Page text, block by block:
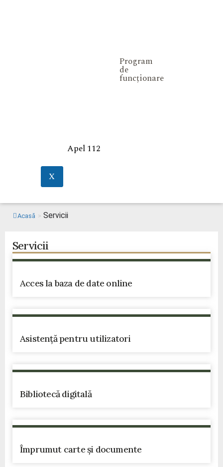
Program
de
funcționare
Apel 112
X
Acasă > Servicii
Servicii
Acces la baza de date online
Asistență pentru utilizatori
Bibliotecă digitală
Împrumut carte și documente